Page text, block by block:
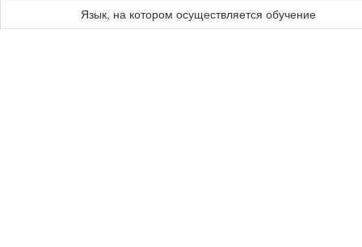
Язык, на котором осуществляется обучение